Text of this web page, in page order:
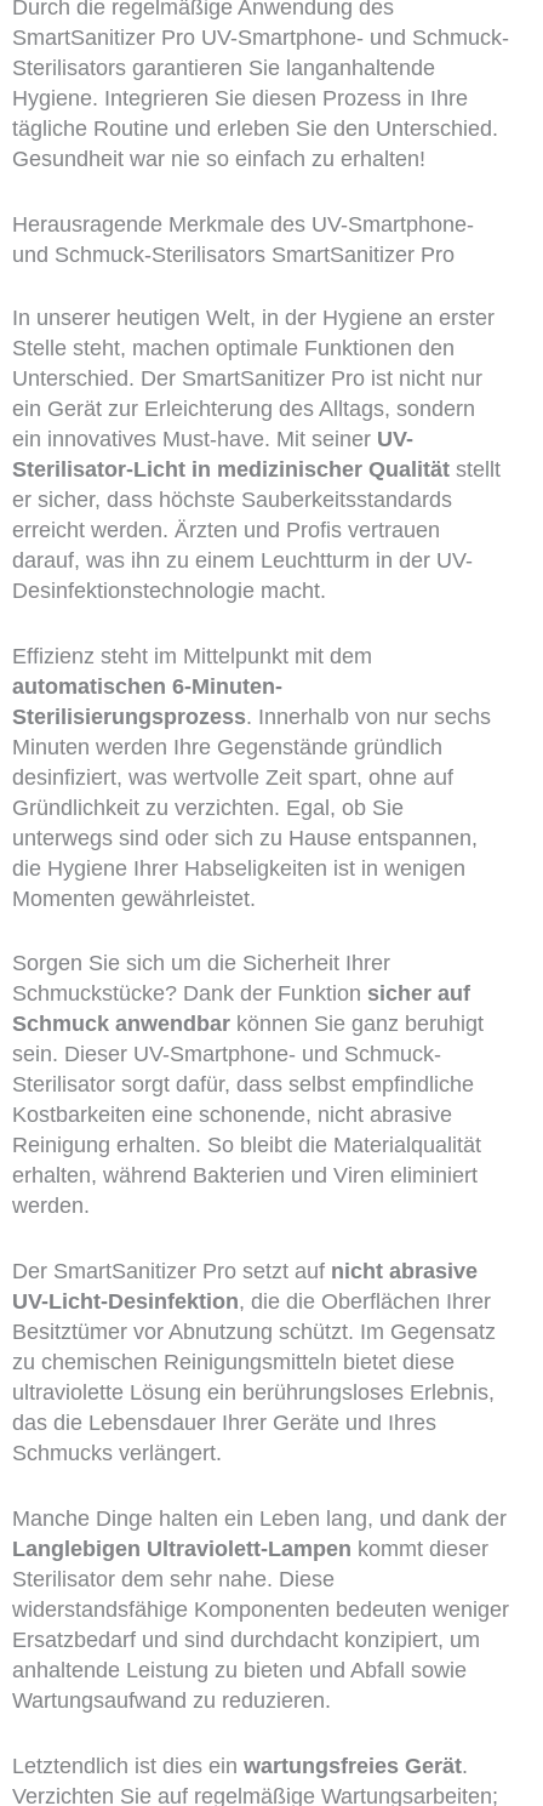
Durch die regelmäßige Anwendung des
SmartSanitizer Pro UV-Smartphone- und Schmuck-
Sterilisators garantieren Sie langanhaltende
Hygiene. Integrieren Sie diesen Prozess in Ihre
tägliche Routine und erleben Sie den Unterschied.
Gesundheit war nie so einfach zu erhalten!
Herausragende Merkmale des UV-Smartphone-
und Schmuck-Sterilisators SmartSanitizer Pro
In unserer heutigen Welt, in der Hygiene an erster
Stelle steht, machen optimale Funktionen den
Unterschied. Der SmartSanitizer Pro ist nicht nur
ein Gerät zur Erleichterung des Alltags, sondern
ein innovatives Must-have. Mit seiner UV-
Sterilisator-Licht in medizinischer Qualitätstellt
er sicher, dass höchste Sauberkeitsstandards
erreicht werden. Ärzten und Profis vertrauen
darauf, was ihn zu einem Leuchtturm in der UV-
Desinfektionstechnologie macht.
Effizienz steht im Mittelpunkt mit dem
automatischen 6-Minuten-
Sterilisierungsprozess. Innerhalb von nur sechs
Minuten werden Ihre Gegenstände gründlich
desinfiziert, was wertvolle Zeit spart, ohne auf
Gründlichkeit zu verzichten. Egal, ob Sie
unterwegs sind oder sich zu Hause entspannen,
die Hygiene Ihrer Habseligkeiten ist in wenigen
Momenten gewährleistet.
Sorgen Sie sich um die Sicherheit Ihrer
Schmuckstücke? Dank der Funktion sicher auf
Schmuck anwendbarkönnen Sie ganz beruhigt
sein. Dieser UV-Smartphone- und Schmuck-
Sterilisator sorgt dafür, dass selbst empfindliche
Kostbarkeiten eine schonende, nicht abrasive
Reinigung erhalten. So bleibt die Materialqualität
erhalten, während Bakterien und Viren eliminiert
werden.
Der SmartSanitizer Pro setzt auf nicht abrasive
UV-Licht-Desinfektion, die die Oberflächen Ihrer
Besitztümer vor Abnutzung schützt. Im Gegensatz
zu chemischen Reinigungsmitteln bietet diese
ultraviolette Lösung ein berührungsloses Erlebnis,
das die Lebensdauer Ihrer Geräte und Ihres
Schmucks verlängert.
Manche Dinge halten ein Leben lang, und dank der
Langlebigen Ultraviolett-Lampen kommt dieser
Sterilisator dem sehr nahe. Diese
widerstandsfähige Komponenten bedeuten weniger
Ersatzbedarf und sind durchdacht konzipiert, um
anhaltende Leistung zu bieten und Abfall sowie
Wartungsaufwand zu reduzieren.
Letztendlich ist dies ein wartungsfreies Gerät.
Verzichten Sie auf regelmäßige Wartungsarbeiten;